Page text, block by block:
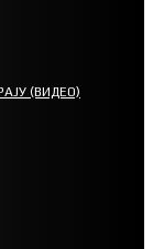
(ВИДЕО)